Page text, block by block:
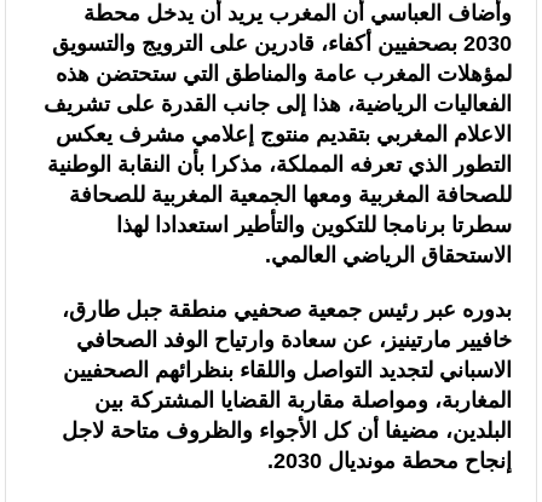
وأضاف العباسي أن المغرب يريد أن يدخل محطة
2030 بصحفيين أكفاء، قادرين على الترويج والتسويق
لمؤهلات المغرب عامة والمناطق التي ستحتضن هذه
الفعاليات الرياضية، هذا إلى جانب القدرة على تشريف
الاعلام المغربي بتقديم منتوج إعلامي مشرف يعكس
التطور الذي تعرفه المملكة، مذكرا بأن النقابة الوطنية
للصحافة المغربية ومعها الجمعية المغربية للصحافة
سطرتا برنامجا للتكوين والتأطير استعدادا لهذا
الاستحقاق الرياضي العالمي.
بدوره عبر رئيس جمعية صحفيي منطقة جبل طارق،
خافيير مارتينيز، عن سعادة وارتياح الوفد الصحافي
الاسباني لتجديد التواصل واللقاء بنظرائهم الصحفيين
المغاربة، ومواصلة مقاربة القضايا المشتركة بين
البلدين، مضيفا أن كل الأجواء والظروف متاحة لاجل
إنجاح محطة مونديال 2030.